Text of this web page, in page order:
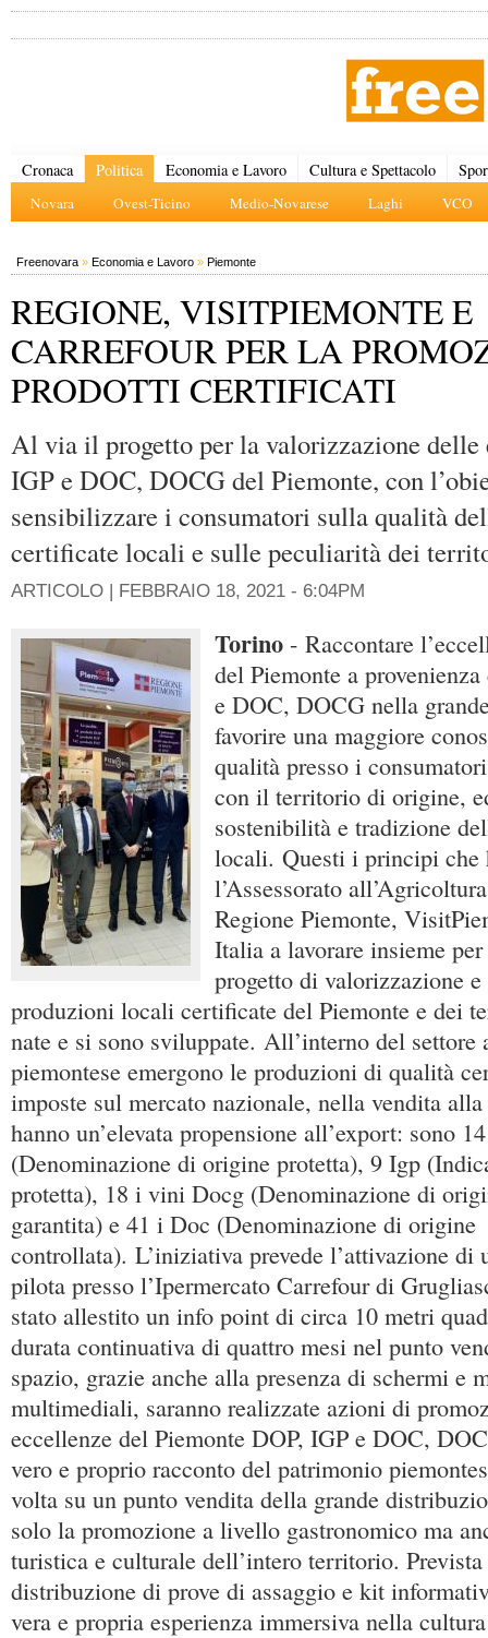
Cronaca Politica
Novara Ovest-Ticino Medio-Novarese Laghi VCO
Economia e Lavoro Cultura e Spettacolo
Freenovara » Economia e Lavoro » Piemonte
REGIONE, VISITPIEMONTE E
CARREFOUR PER LA
PRODOTTI CERTIFICATI
Al via il progetto per la valorizzazione delle
IGP e DOC, DOCG del Piemonte, con
sensibilizzare i consumatori sulla qualità
certificate locali e sulle peculiarità dei
ARTICOLO | FEBBRAIO 18, 2021 - 6:04PM
Torino - Raccontare
del Piemonte a
e DOC, DOCG nella
favorire una maggiore
qualità presso i
con il territorio di origine,
sostenibilità e tradizione
locali. Questi i principi che
l’Assessorato
Regione Piemonte,
Italia a lavorare insieme
progetto di valorizzazione
produzioni locali certificate del Piemonte e dei
nate e si sono sviluppate. All’interno del settore
piemontese emergono le produzioni di qualità
imposte sul mercato nazionale, nella vendita
hanno un’elevata propensione all’export: sono
(Denominazione di origine protetta), 9 Igp
protetta), 18 i vini Docg (Denominazione di
garantita) e 41 i Doc (Denominazione di origine
controllata). L’iniziativa prevede l’attivazione di
pilota presso l’Ipermercato Carrefour di
stato allestito un info point di circa 10 metri
durata continuativa di quattro mesi nel punto
spazio, grazie anche alla presenza di schermi e
multimediali, saranno realizzate azioni di
eccellenze del Piemonte DOP, IGP e DOC,
vero e proprio racconto del patrimonio
volta su un punto vendita della grande
solo la promozione a livello gastronomico ma
turistica e culturale dell’intero territorio. Prevista
distribuzione di prove di assaggio e kit
vera e propria esperienza immersiva nella